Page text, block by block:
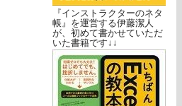
『インストラクターのネタ
帳』を運営する伊藤潔人
が、初めて書かせていただ
いた書籍です↓↓